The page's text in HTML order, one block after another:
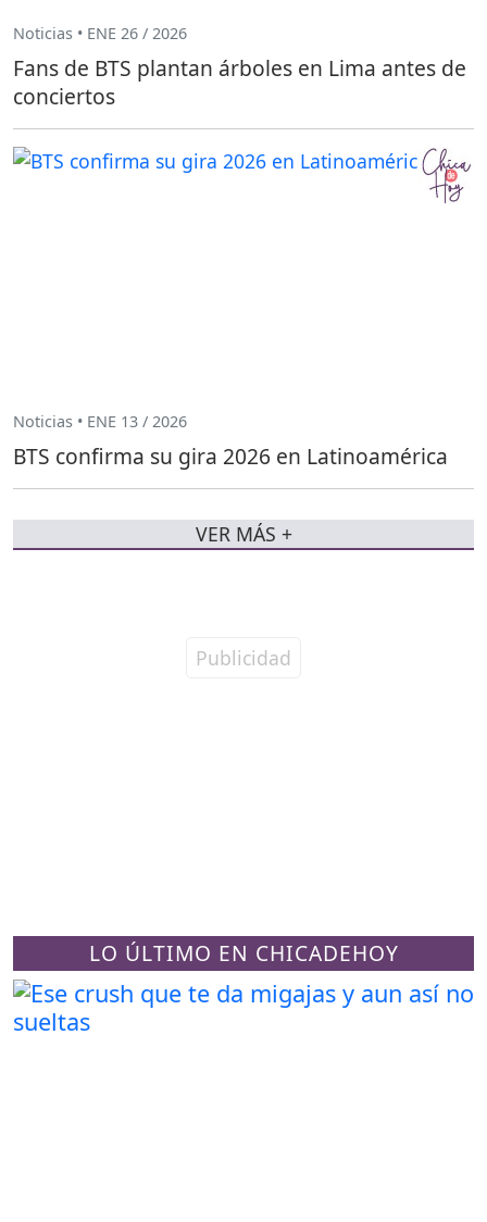
LO ÚLTIMO EN CHICADEHOY
Noticias • ENE 26 / 2026
Fans de BTS plantan árboles en Lima antes de
conciertos
Noticias • ENE 13 / 2026
BTS confirma su gira 2026 en Latinoamérica
VER MÁS +